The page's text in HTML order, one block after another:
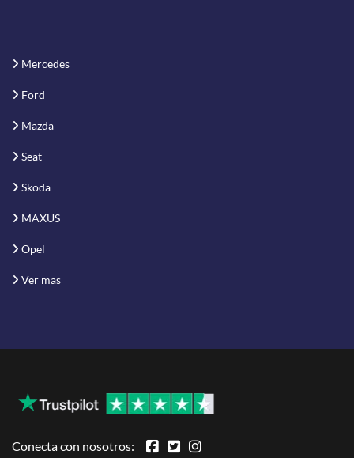
Mercedes
Ford
Mazda
Seat
Skoda
MAXUS
Opel
Ver mas
Conecta con nosotros: